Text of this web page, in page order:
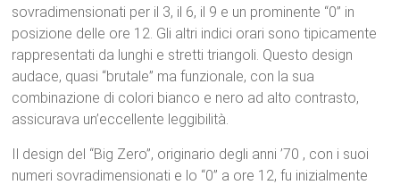
sovradimensionati per il 3, il 6, il 9 e un prominente “0” in
posizione delle ore 12. Gli altri indici orari sono tipicamente
rappresentati da lunghi e stretti triangoli. Questo design
audace, quasi “brutale” ma funzionale, con la sua
combinazione di colori bianco e nero ad alto contrasto,
assicurava un’eccellente leggibilità.
Il design del “Big Zero”, originario degli anni ’70 , con i suoi
numeri sovradimensionati e lo “0” a ore 12, fu inizialmente